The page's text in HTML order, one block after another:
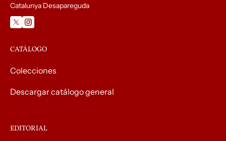
Catalunya Desapareguda
CATÁLOGO
Colecciones
Descargar catálogo general
EDITORIAL